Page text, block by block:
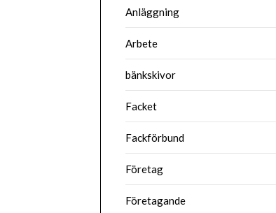
Anläggning
Arbete
bänkskivor
Facket
Fackförbund
Företag
Företagande